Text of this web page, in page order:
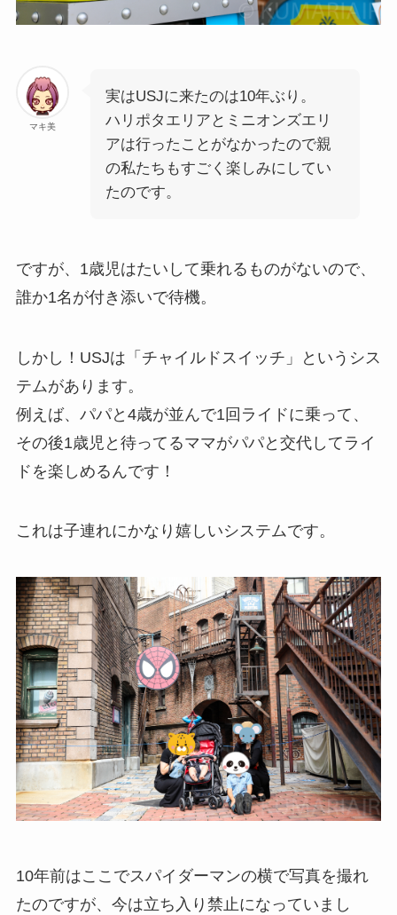
マキ美
実はUSJに来たのは10年ぶり。
ハリポタエリアとミニオンズエリ
アは行ったことがなかったので親
の私たちもすごく楽しみにしてい
たのです。
ですが、1歳児はたいして乗れるものがないので、
誰か1名が付き添いで待機。
しかし！USJは「チャイルドスイッチ」というシス
テムがあります。
例えば、パパと4歳が並んで1回ライドに乗って、
その後1歳児と待ってるママがパパと交代してライ
ドを楽しめるんです！
これは子連れにかなり嬉しいシステムです。
10年前はここでスパイダーマンの横で写真を撮れ
たのですが、今は立ち入り禁止になっていまし